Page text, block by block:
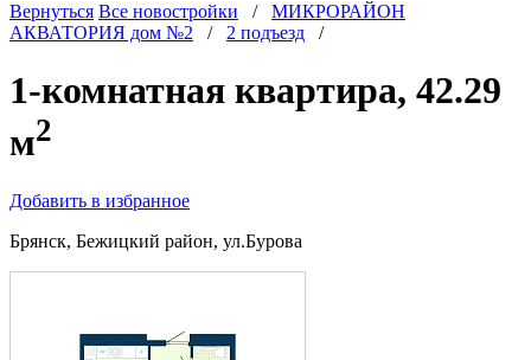
Вернуться Все новостройки /
МИКРОРАЙОН
АКВАТОРИЯ дом №2
/ 2 подъезд /
1-комнатная квартира, 42.29
м2
Добавить в избранное
Брянск, Бежицкий район, ул.Бурова